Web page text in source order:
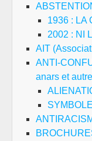
1936 : LA
2002 : NI
AIT
ANTI-
anars et